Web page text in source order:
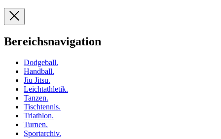
Bereichsnavigation
Dodgeball.
Handball.
Jiu Jitsu.
Leichtathletik.
Tanzen.
Tischtennis.
Triathlon.
Turnen.
Sportarchiv.